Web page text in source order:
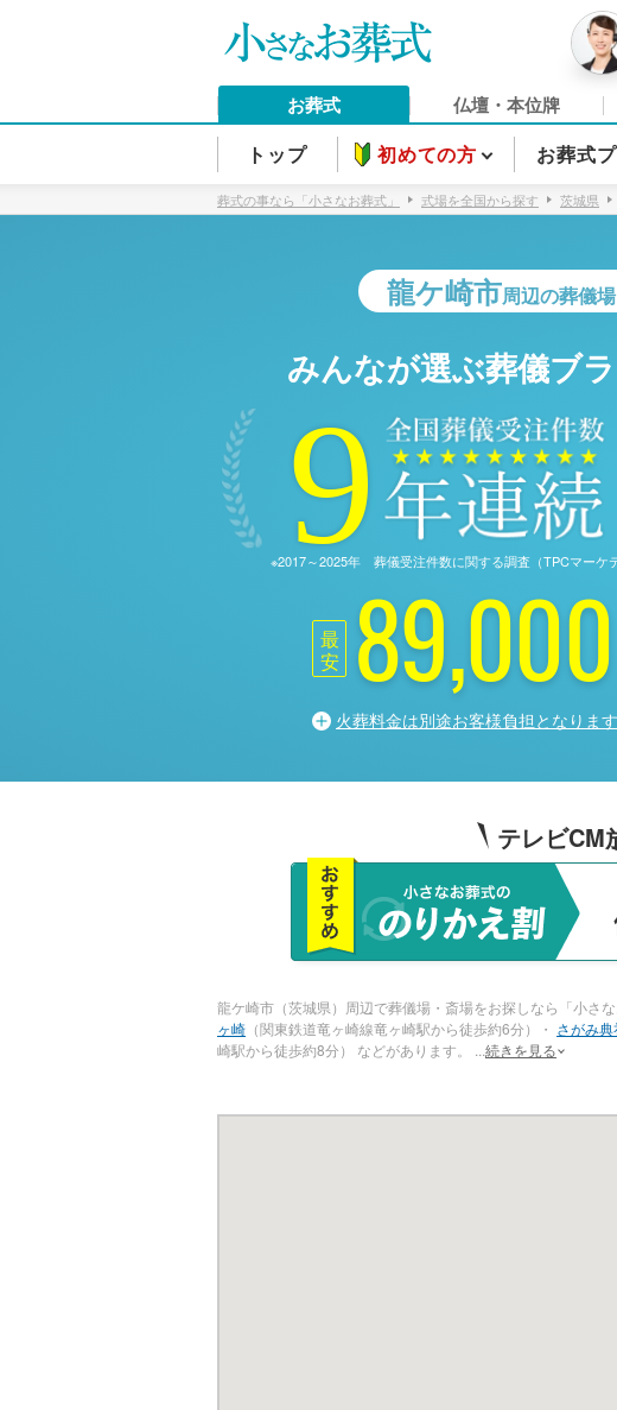
お葬式 仏壇・本位牌
トップ 初めての方 お葬式
葬式の事なら「小さなお葬式」 式場を全国から探す 茨城県
龍ケ崎市周辺の葬儀
みんなが選ぶ葬儀ブ
9
※2017～2025年 葬儀受注件数に関する調査（TPCマーケ
最
安
89,000
火葬料金は別途お客様負担となります
テレビCM
龍ケ崎市（茨城県）周辺で葬儀場・斎場をお探しなら「小さ
ヶ崎 （関東鉄道竜ヶ崎線竜ヶ崎駅から徒歩約6分）・ さがみ
崎駅から徒歩約8分） などがあります。
続きを見る